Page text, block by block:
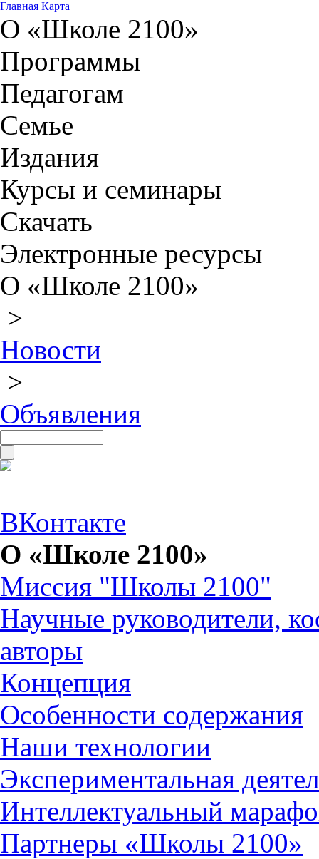
Главная Карта
О «Школе 2100»
Программы
Педагогам
Семье
Издания
Курсы и семинары
Скачать
Электронные ресурсы
О «Школе 2100»
>
Новости
>
Объявления
ВКонтакте
О «Школе 2100»
Миссия "Школы 2100"
Научные руководители,
авторы
Концепция
Особенности содержания
Наши технологии
Экспериментальная
Интеллектуальный
Партнеры «Школы 2100»